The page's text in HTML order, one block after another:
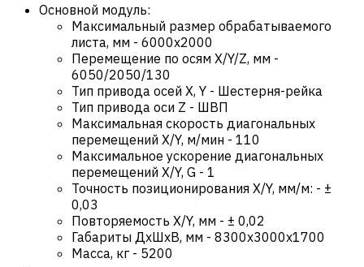
Основной модуль:
Максимальный размер обрабатываемого
листа, мм - 6000х2000
Перемещение по осям X/Y/Z, мм -
6050/2050/130
Тип привода осей X, Y - Шестерня-рейка
Тип привода оси Z - ШВП
Максимальная скорость диагональных
перемещений X/Y, м/мин - 110
Максимальное ускорение диагональных
перемещений X/Y, G - 1
Точность позиционирования X/Y, мм/м: - ±
0,03
Повторяемость X/Y, мм - ± 0,02
Габариты ДхШхВ, мм - 8300x3000x1700
Масса, кг - 5200